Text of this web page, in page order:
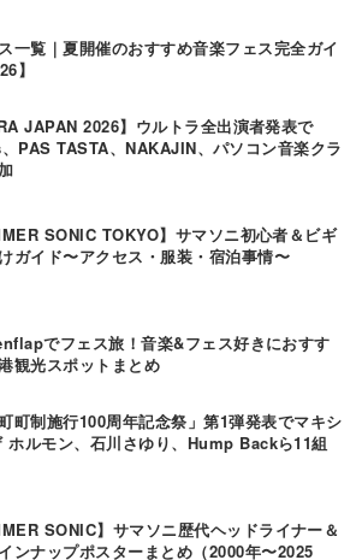
一覧｜夏開催のおすすめ音楽フェス完全ガイ
】
JAPAN 2026】ウルトラ全出演者発表で
PAS TASTA、NAKAJIN、パソコン音楽クラ
SONIC TOKYO】サマソニ初心者＆ビギ
ガイド〜アクセス・服装・宿泊事情〜
でフェス旅！音楽&フェス好きにおすす
観光スポットまとめ
町町制施行100周年記念祭」第1弾発表でマキシ
ホルモン、石川さゆり、Hump Backら11組
SONIC】サマソニ歴代ヘッドライナー＆
ンナップポスターまとめ（2000年〜2025